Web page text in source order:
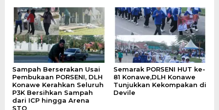
Sampah Berserakan Usai
Pembukaan PORSENI, DLH
Konawe Kerahkan Seluruh
P3K Bersihkan Sampah
dari ICP hingga Arena
STQ
Semarak PORSENI HUT ke-
81 Konawe,DLH Konawe
Tunjukkan Kekompakan di
Devile